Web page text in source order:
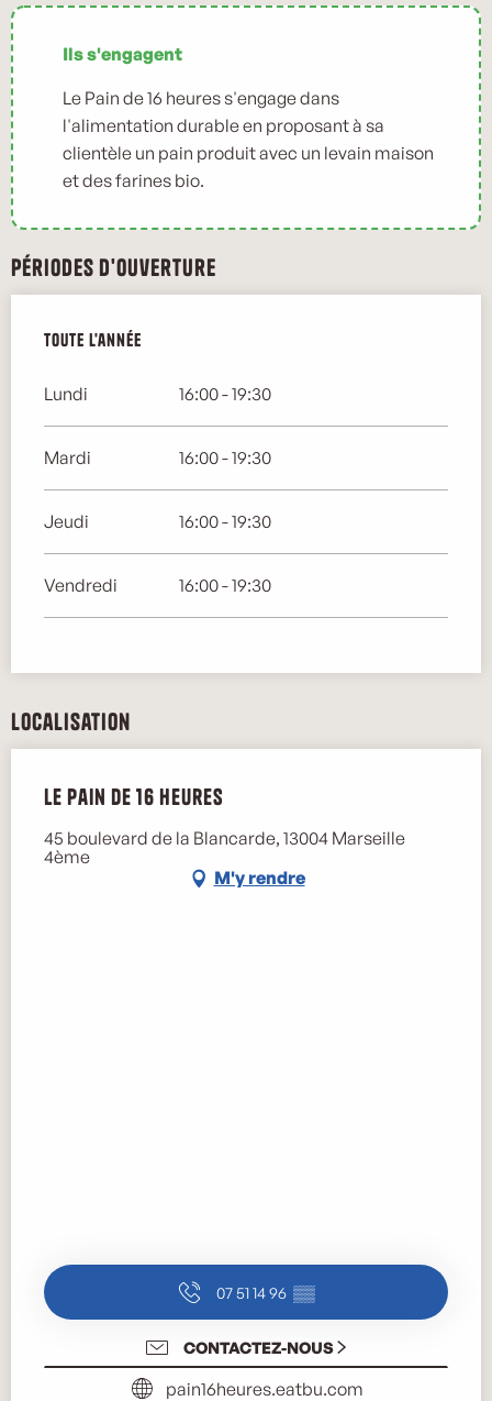
Ils s'engagent
Le Pain de 16 heures s'engage dans
l'alimentation durable en proposant à sa
clientèle un pain produit avec un levain maison
et des farines bio.
Périodes d'ouverture
Toute l'année
Toute l'année
Lundi 16:00 - 19:30
Mardi 16:00 - 19:30
Jeudi 16:00 - 19:30
Vendredi 16:00 - 19:30
Localisation
Le Pain de 16 heures
45 boulevard de la Blancarde, 13004 Marseille
4ème
M'y rendre
07 51 14 96 ▒▒
CONTACTEZ-NOUS
pain16heures.eatbu.com